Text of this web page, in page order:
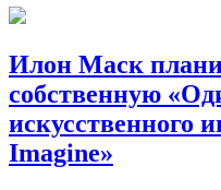
Илон Маск
собственную
искусственного
Imagine»